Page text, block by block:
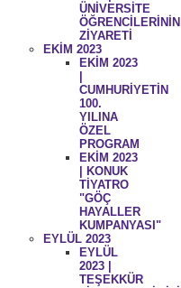
ÜNİVERSİTE
ÖĞRENCİLERİNİN
ZİYARETİ
EKİM 2023
EKİM 2023
CUMHURİYETİN
100.
YILINA
ÖZEL
PROGRAM
EKİM 2023
| KONUK
TİYATRO
"GÖÇ
HAYALLER
KUMPANYASI"
EYLÜL 2023
EYLÜL
2023 |
TEŞEKKÜR